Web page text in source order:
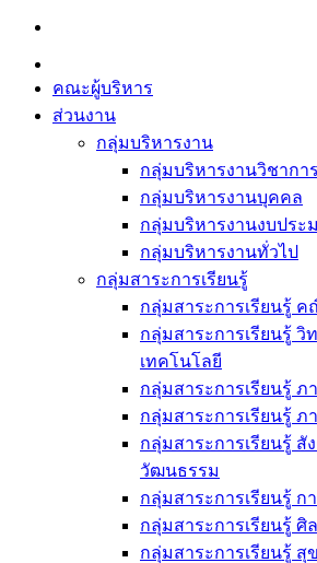
Skip
content
คณะผู้บริหาร
ส่วนงาน
กลุ่มบริหารงาน
กลุ่มบริหารงานวิชาการ
กลุ่มบริหารงานบุคคล
กลุ่มบริหารงานงบประ
กลุ่มบริหารงานทั่วไป
กลุ่มสาระการเรียนรู้
กลุ่มสาระการเรียนรู้
กลุ่มสาระการเรียนรู้ วิ
เทคโนโลยี
กลุ่มสาระการเรียนรู้ ภ
กลุ่มสาระการเรียนรู้ ภ
กลุ่มสาระการเรียนรู้
วัฒนธรรม
กลุ่มสาระการเรียนรู้ ก
กลุ่มสาระการเรียนรู้ ศิ
กลุ่มสาระการเรียนรู้